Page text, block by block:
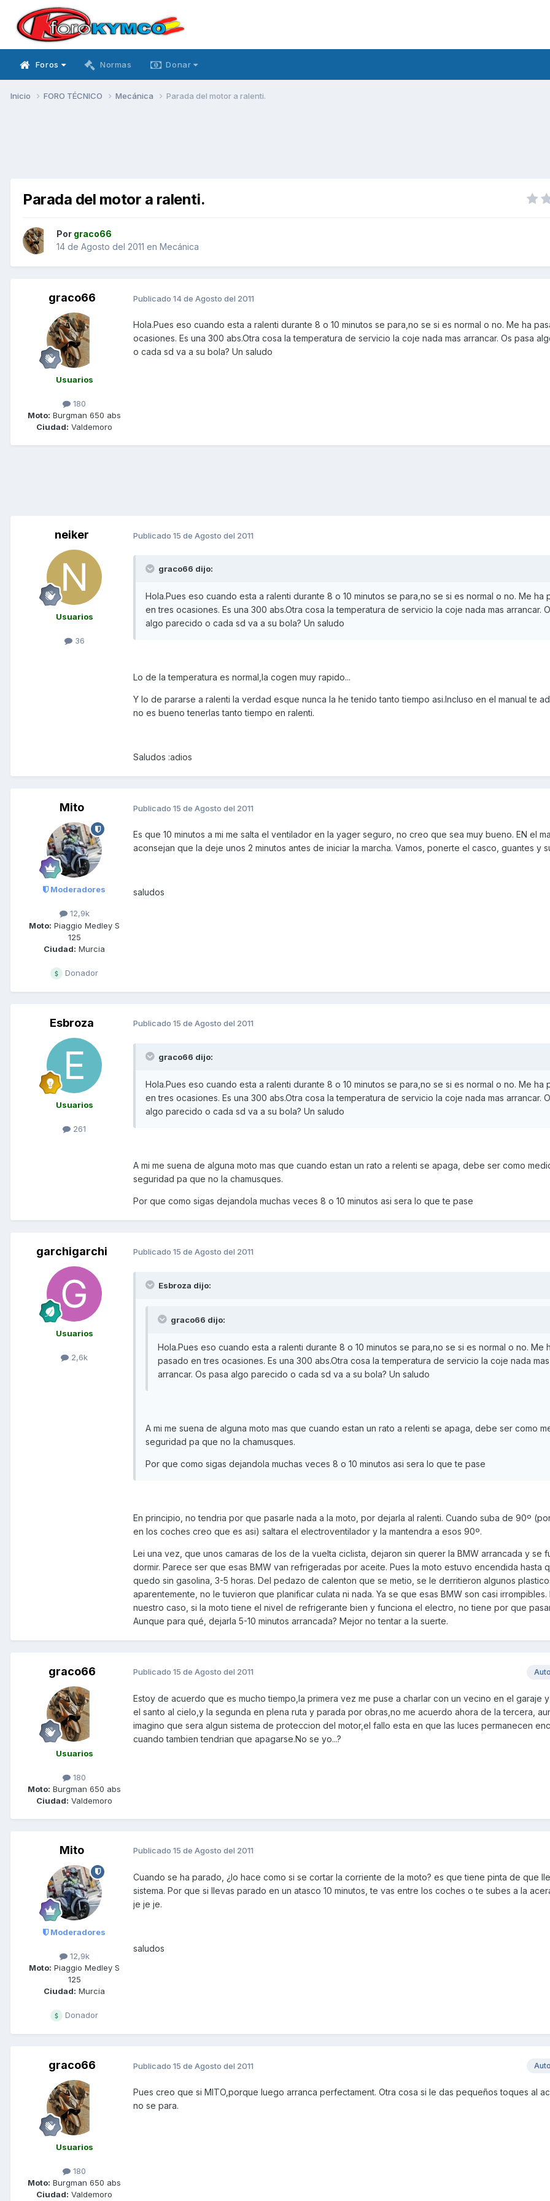
Foros Normas Donar
Inicio FORO TÉCNICO Mecánica Parada del motor a ralenti.
Parada del motor a ralenti.
Por graco66
14 de Agosto del 2011 en Mecánica
graco66
Usuarios
180
Moto: Burgman 650 abs
Ciudad: Valdemoro
Publicado 14 de Agosto del 2011
Hola.Pues eso cuando esta a ralenti durante 8 o 10 minutos se para,no se si es normal o no. Me ha
ocasiones. Es una 300 abs.Otra cosa la temperatura de servicio la coje nada mas arrancar. Os pasa
o cada sd va a su bola? Un saludo
neiker
Usuarios
36
Publicado 15 de Agosto del 2011
graco66 dijo:
Hola.Pues eso cuando esta a ralenti durante 8 o 10 minutos se para,no se si es normal o no. Me ha
en tres ocasiones. Es una 300 abs.Otra cosa la temperatura de servicio la coje nada mas arrancar.
algo parecido o cada sd va a su bola? Un saludo
Lo de la temperatura es normal,la cogen muy rapido...
Y lo de pararse a ralenti la verdad esque nunca la he tenido tanto tiempo asi.Incluso en el manual te
no es bueno tenerlas tanto tiempo en ralenti.
Saludos :adios
Mito
Moderadores
12,9k
Moto: Piaggio Medley S
125
Ciudad: Murcia
Donador
Publicado 15 de Agosto del 2011
Es que 10 minutos a mi me salta el ventilador en la yager seguro, no creo que sea muy bueno. EN el
aconsejan que la deje unos 2 minutos antes de iniciar la marcha. Vamos, ponerte el casco, guantes y
saludos
Esbroza
Usuarios
261
Publicado 15 de Agosto del 2011
graco66 dijo:
Hola.Pues eso cuando esta a ralenti durante 8 o 10 minutos se para,no se si es normal o no. Me ha
en tres ocasiones. Es una 300 abs.Otra cosa la temperatura de servicio la coje nada mas arrancar.
algo parecido o cada sd va a su bola? Un saludo
A mi me suena de alguna moto mas que cuando estan un rato a relenti se apaga, debe ser como
seguridad pa que no la chamusques.
Por que como sigas dejandola muchas veces 8 o 10 minutos asi sera lo que te pase
garchigarchi
Usuarios
2,6k
Publicado 15 de Agosto del 2011
Esbroza dijo:
graco66 dijo:
Hola.Pues eso cuando esta a ralenti durante 8 o 10 minutos se para,no se si es normal o no. Me
pasado en tres ocasiones. Es una 300 abs.Otra cosa la temperatura de servicio la coje nada mas
arrancar. Os pasa algo parecido o cada sd va a su bola? Un saludo
A mi me suena de alguna moto mas que cuando estan un rato a relenti se apaga, debe ser como
seguridad pa que no la chamusques.
Por que como sigas dejandola muchas veces 8 o 10 minutos asi sera lo que te pase
En principio, no tendria por que pasarle nada a la moto, por dejarla al ralenti. Cuando suba de 90º
en los coches creo que es asi) saltara el electroventilador y la mantendra a esos 90º.
Lei una vez, que unos camaras de los de la vuelta ciclista, dejaron sin querer la BMW arrancada y se
dormir. Parece ser que esas BMW van refrigeradas por aceite. Pues la moto estuvo encendida hasta
quedo sin gasolina, 3-5 horas. Del pedazo de calenton que se metio, se le derritieron algunos
aparentemente, no le tuvieron que planificar culata ni nada. Ya se que esas BMW son casi irrompibles.
nuestro caso, si la moto tiene el nivel de refrigerante bien y funciona el electro, no tiene por que
Aunque para qué, dejarla 5-10 minutos arrancada? Mejor no tentar a la suerte.
graco66
Usuarios
180
Moto: Burgman 650 abs
Ciudad: Valdemoro
Publicado 15 de Agosto del 2011
Estoy de acuerdo que es mucho tiempo,la primera vez me puse a charlar con un vecino en el garaje
el santo al cielo,y la segunda en plena ruta y parada por obras,no me acuerdo ahora de la tercera,
imagino que sera algun sistema de proteccion del motor,el fallo esta en que las luces permanecen
cuando tambien tendrian que apagarse.No se yo...?
Mito
Moderadores
12,9k
Moto: Piaggio Medley S
125
Ciudad: Murcia
Donador
Publicado 15 de Agosto del 2011
Cuando se ha parado, ¿lo hace como si se cortar la corriente de la moto? es que tiene pinta de que
sistema. Por que si llevas parado en un atasco 10 minutos, te vas entre los coches o te subes a la
je je je.
saludos
graco66
Usuarios
180
Moto: Burgman 650 abs
Ciudad: Valdemoro
Publicado 15 de Agosto del 2011
Pues creo que si MITO,porque luego arranca perfectament. Otra cosa si le das pequeños toques al
no se para.